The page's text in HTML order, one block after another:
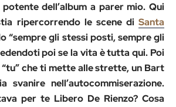
dell’album a parer mio. Qui
ripercorrendo le scene di Santa
“sempre gli stessi posti, sempre gli
poi se la vita è tutta qui. Poi
“tu” che ti mette alle strette, un Bart
svanire nell’autocommiserazione.
per te Libero De Rienzo? Cosa